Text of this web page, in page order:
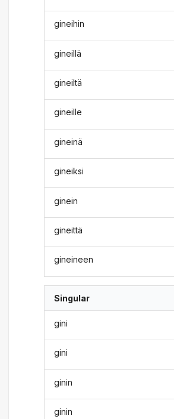
gineihin
gineillä
gineiltä
gineille
gineinä
gineiksi
ginein
gineittä
gineineen
Singular
gini
gini
ginin
ginin